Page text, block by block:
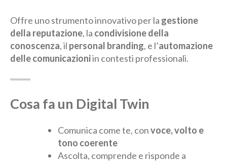
Offre uno strumento innovativo per la gestione
della reputazione, la condivisione della
conoscenza, il personal branding, e l’automazione
delle comunicazioniin contesti professionali.
Cosa fa un Digital Twin
Comunica come te, convoce, volto e
tono coerente
Ascolta, comprende e risponde a